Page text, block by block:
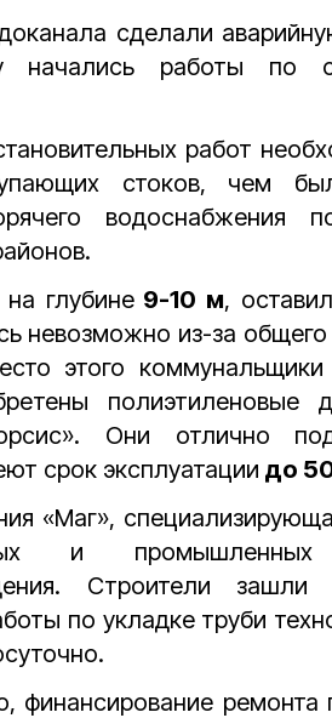
сделали
начались работы по
работ
стоков, чем
водоснабжения
глубине9-10 м,
невозможно из-за
этого
полиэтиленовые
Они отлично
срок эксплуатации до
«Маг»,
и промышленных
Строители
по укладке труби
финансирование ремонта